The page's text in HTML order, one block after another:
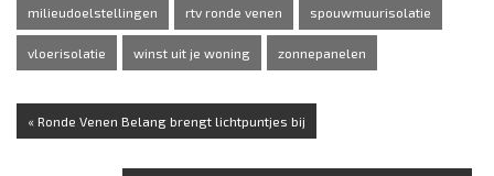
milieudoelstellingen rtv ronde venen spouwmuurisolatie
vloerisolatie winst uit je woning zonnepanelen
« Ronde Venen Belang brengt lichtpuntjes bij